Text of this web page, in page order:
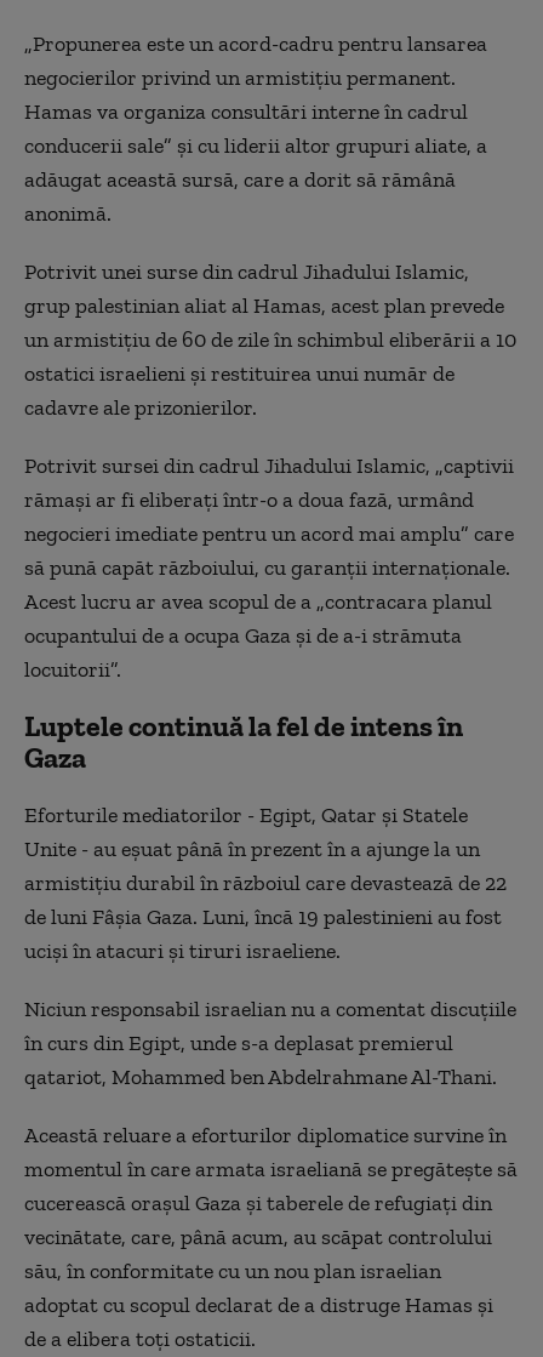
„Propunerea este un acord-cadru pentru lansarea
negocierilor privind un armistiţiu permanent.
Hamas va organiza consultări interne în cadrul
conducerii sale” şi cu liderii altor grupuri aliate, a
adăugat această sursă, care a dorit să rămână
anonimă.
Potrivit unei surse din cadrul Jihadului Islamic,
grup palestinian aliat al Hamas, acest plan prevede
un armistiţiu de 60 de zile în schimbul eliberării a 10
ostatici israelieni şi restituirea unui număr de
cadavre ale prizonierilor.
Potrivit sursei din cadrul Jihadului Islamic, „captivii
rămaşi ar fi eliberaţi într-o a doua fază, urmând
negocieri imediate pentru un acord mai amplu” care
să pună capăt războiului, cu garanţii internaţionale.
Acest lucru ar avea scopul de a „contracara planul
ocupantului de a ocupa Gaza şi de a-i strămuta
locuitorii”.
Luptele continuă la fel de intens în
Gaza
Eforturile mediatorilor - Egipt, Qatar şi Statele
Unite - au eşuat până în prezent în a ajunge la un
armistiţiu durabil în războiul care devastează de 22
de luni Fâşia Gaza. Luni, încă 19 palestinieni au fost
ucişi în atacuri şi tiruri israeliene.
Niciun responsabil israelian nu a comentat discuţiile
în curs din Egipt, unde s-a deplasat premierul
qatariot, Mohammed ben Abdelrahmane Al-Thani.
Această reluare a eforturilor diplomatice survine în
momentul în care armata israeliană se pregăteşte să
cucerească oraşul Gaza şi taberele de refugiaţi din
vecinătate, care, până acum, au scăpat controlului
său, în conformitate cu un nou plan israelian
adoptat cu scopul declarat de a distruge Hamas şi
de a elibera toţi ostaticii.